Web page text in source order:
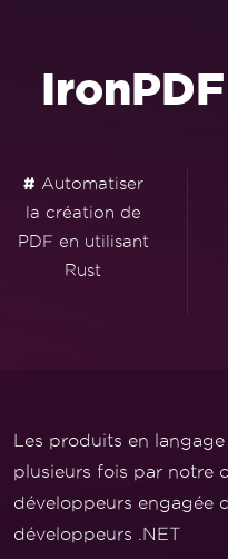
# Automatiser
la création de
PDF en utilisant
Rust
Les produits en
plusieurs fois par notre
développeurs engagée
développeurs .NET